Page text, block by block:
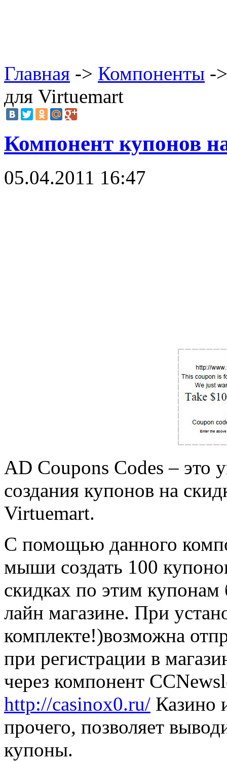
Главная -> Компоненты -
для Virtuemart
Компонент купонов
05.04.2011 16:47
AD Coupons Codes – это
создания купонов на
Virtuemart.
С помощью данного
мыши создать 100
скидках по этим
лайн магазине. При
комплекте!)возможна
при регистрации в
через компонент
http://casinox0.ru/ Казино
прочего, позволяет
купоны.